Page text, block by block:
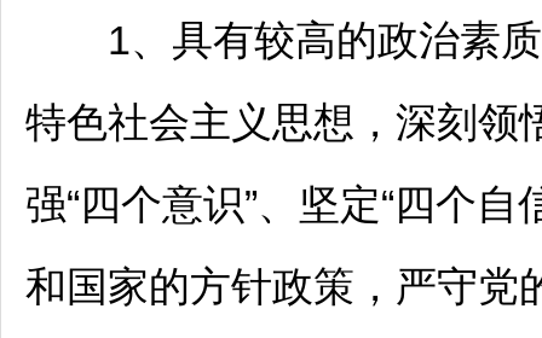
1、具有较高的政治素质
特色社会主义思想，深刻领
强“四个意识”、坚定“四个自
和国家的方针政策，严守党